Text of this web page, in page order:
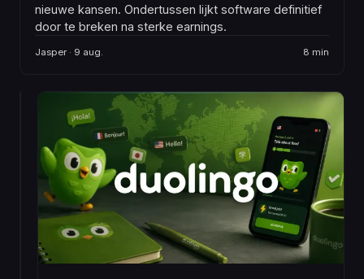
nieuwe kansen. Ondertussen lijkt software definitief
door te breken na sterke earnings.
Jasper · 9 aug. 8 min
DASHBOARD
juiste
instapmoment
bestaat
bijna
niet
halen
Technisch
het
dashboard.